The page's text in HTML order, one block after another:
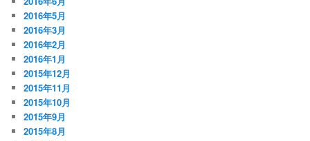
2016年5月
2016年3月
2016年2月
2016年1月
2015年12月
2015年11月
2015年10月
2015年9月
2015年8月